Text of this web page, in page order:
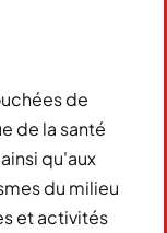
de
de la santé
qu'aux
du milieu
et activités